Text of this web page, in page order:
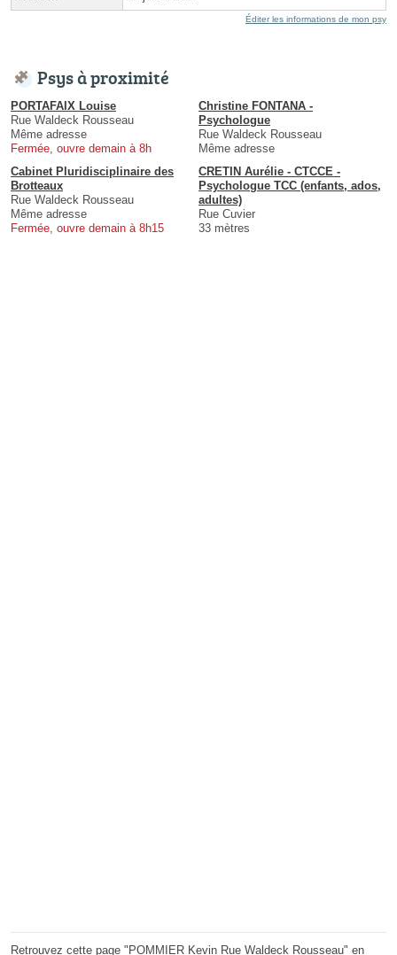
Éditer les informations de mon psy
Psys à proximité
PORTAFAIX Louise
Rue Waldeck Rousseau
Même adresse
Fermée, ouvre demain à 8h
Christine FONTANA -
Psychologue
Rue Waldeck Rousseau
Même adresse
Cabinet Pluridisciplinaire des
Brotteaux
Rue Waldeck Rousseau
Même adresse
Fermée, ouvre demain à 8h15
CRETIN Aurélie - CTCCE -
Psychologue TCC (enfants, ados,
adultes)
Rue Cuvier
33 mètres
Retrouvez cette page "POMMIER Kevin Rue Waldeck Rousseau" en